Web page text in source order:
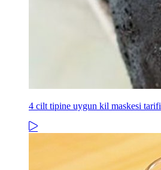
4 cilt tipine uygun kil maskesi tarifi